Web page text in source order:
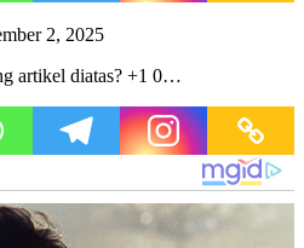
2, 2025
artikel diatas? +1 0…